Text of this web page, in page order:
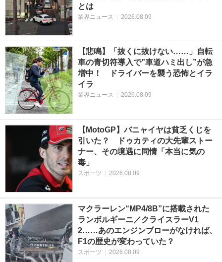
とは
業界ニュース | 2026.08.09
【悲鳴】「抜くに抜けない……」自転
車の青切符導入で”車道ハミ出し”が急
増中！ ドライバーを襲う恐怖とイラ
イラ
業界ニュース 2026.08.09
【MotoGP】バニャイヤは貧乏くじを
引いた？ ドゥカティの大先輩ストー
ナー、その境遇に同情「本当に気の
毒」
スポーツ 2026.08.09
マクラーレン“MP4/8B”に搭載された
ランボルギーニ／クライスラーV1
2……あのエンジンブローがなければ、
F1の歴史が変わっていた？
スポーツ 2026.08.09